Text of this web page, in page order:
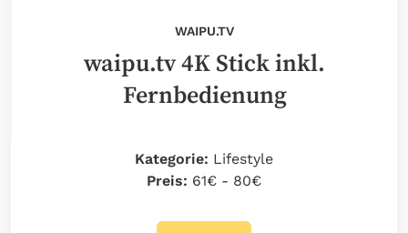
WAIPU.TV
waipu.tv 4K Stick inkl.
Fernbedienung
Kategorie: Lifestyle
Preis: 61€ - 80€